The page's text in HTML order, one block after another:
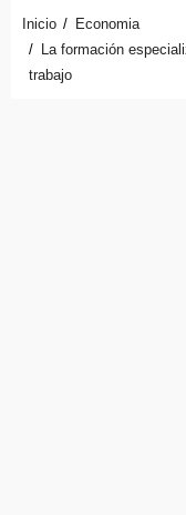
Inicio
Economia
La formación
trabajo